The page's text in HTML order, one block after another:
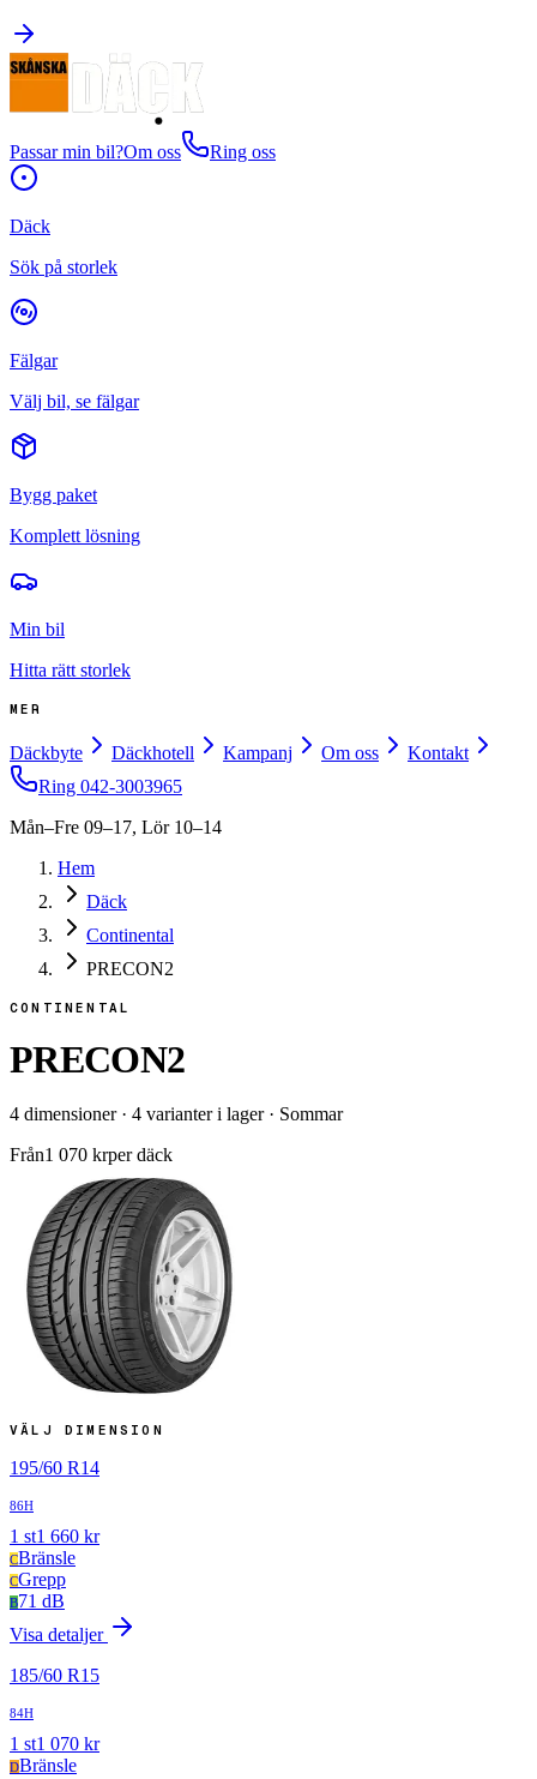
Passar min bil?Om oss Ring oss
Däck
Sök på storlek
Fälgar
Välj bil, se fälgar
Bygg paket
Komplett lösning
Min bil
Hitta rätt storlek
MER
Däckbyte Däckhotell Kampanj Om oss
Kontakt
Ring 042-3003965
Mån–Fre 09–17, Lör 10–14
Hem
Däck
Continental
PRECON2
CONTINENTAL
PRECON2
4 dimensioner· 4 varianter i lager· Sommar
Från1 070 krper däck
VÄLJ DIMENSION
195/60 R14
86H
1 st1 660 kr
CBränsle
CGrepp
B71 dB
Visa detaljer
185/60 R15
84H
1 st1 070 kr
DBränsle